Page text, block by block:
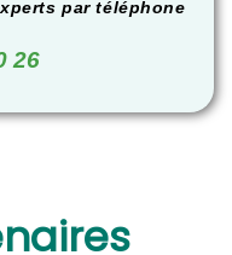
par téléphone
26